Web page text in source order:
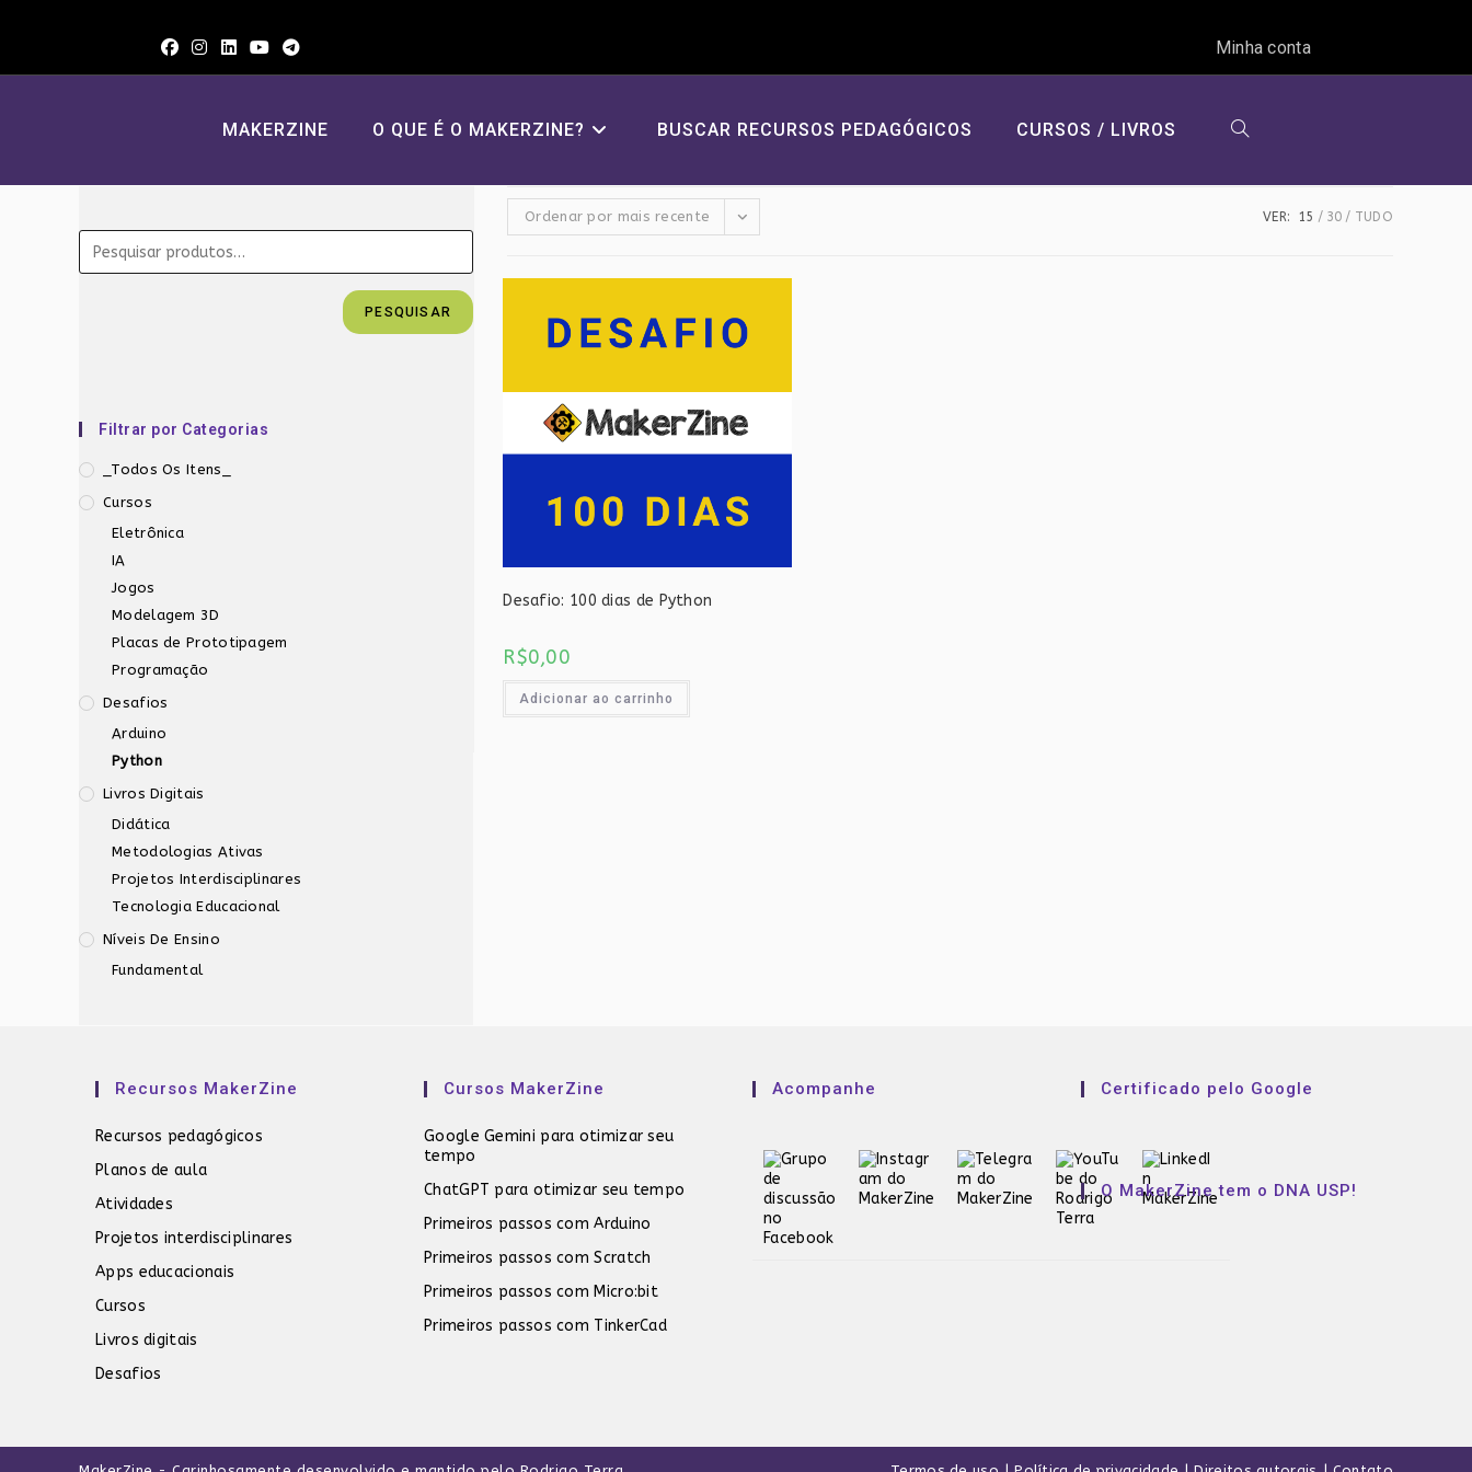
Minha conta
MAKERZINE O QUE É O MAKERZINE? BUSCAR RECURSOS PEDAGÓGICOS CURSOS / LIVROS ALTERNAR
PESQUISAR
Filtrar por Categorias
_Todos Os Itens_
Cursos
Eletrônica
IA
Jogos
Modelagem 3D
Placas de Prototipagem
Programação
Desafios
Arduino
Python
Livros Digitais
Didática
Metodologias Ativas
Projetos Interdisciplinares
Tecnologia Educacional
Níveis De Ensino
Fundamental
Ordenar por mais recente VER: 15 30 TUDO
Desafio: 100 dias de Python
R$0,00
Adicionar ao carrinho
Recursos MakerZine
Recursos pedagógicos
Planos de aula
Atividades
Projetos interdisciplinares
Apps educacionais
Cursos
Livros digitais
Desafios
Cursos MakerZine
Google Gemini para otimizar seu
tempo
ChatGPT para otimizar seu tempo
Primeiros passos com Arduino
Primeiros passos com Scratch
Primeiros passos com Micro:bit
Primeiros passos com TinkerCad
Acompanhe Certificado pelo Google
O MakerZine tem o DNA USP!